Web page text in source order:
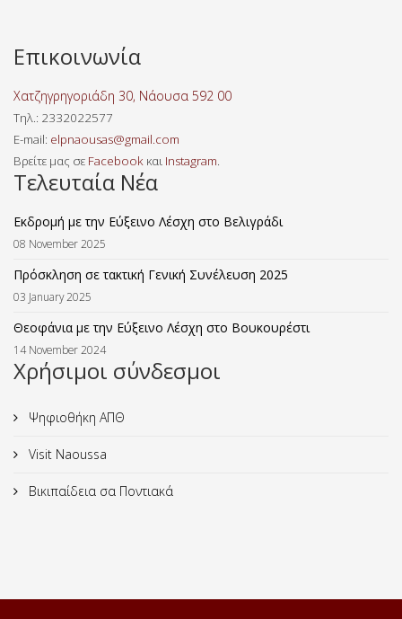
Επικοινωνία
Χατζηγρηγοριάδη 30, Νάουσα 592 00
Τηλ.: 2332022577
E-mail: elpnaousas@gmail.com
Βρείτε μας σε Facebook και Instagram.
Τελευταία Νέα
Εκδρομή με την Εύξεινο Λέσχη στο Βελιγράδι
08 November 2025
Πρόσκληση σε τακτική Γενική Συνέλευση 2025
03 January 2025
Θεοφάνια με την Εύξεινο Λέσχη στο Βουκουρέστι
14 November 2024
Χρήσιμοι σύνδεσμοι
Ψηφιοθήκη ΑΠΘ
Visit Naoussa
Βικιπαίδεια σα Ποντιακά